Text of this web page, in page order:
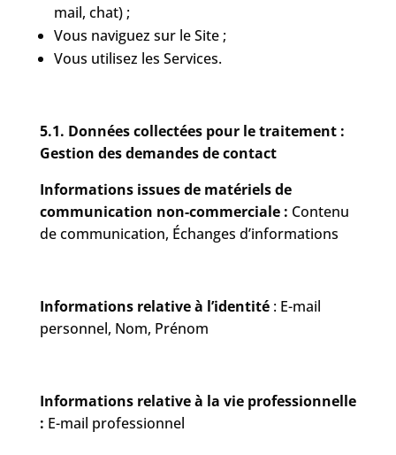
mail, chat) ;
Vous naviguez sur le Site ;
Vous utilisez les Services.
5.1. Données collectées pour le traitement :
Gestion des demandes de contact
Informations issues de matériels de
communication non-commerciale : Contenu
de communication, Échanges d’informations
Informations relative à l’identité : E-mail
personnel, Nom, Prénom
Informations relative à la vie professionnelle
: E-mail professionnel